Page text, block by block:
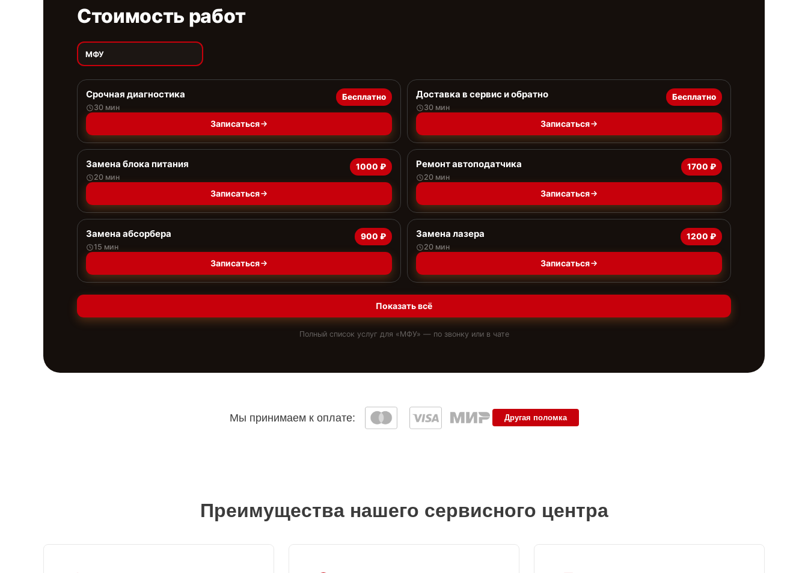
Стоимость работ
МФУ
Срочная диагностика
30 мин
Бесплатно
Записаться
Доставка в сервис и обратно
30 мин
Бесплатно
Записаться
Замена блока питания
20 мин
1000 ₽
Записаться
Ремонт автоподатчика
20 мин
1700 ₽
Записаться
Замена абсорбера
15 мин
900 ₽
Записаться
Замена лазера
20 мин
1200 ₽
Записаться
Показать всё
Полный список услуг для «МФУ» — по звонку или в чате
Мы принимаем к оплате: Другая поломка
Преимущества нашего сервисного центра